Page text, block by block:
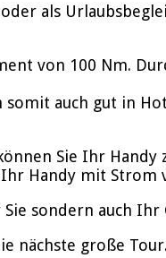
als
von 100 Nm.
auch gut in
Sie Ihr
Ihr Handy mit Strom
sondern auch
nächste große Tour.